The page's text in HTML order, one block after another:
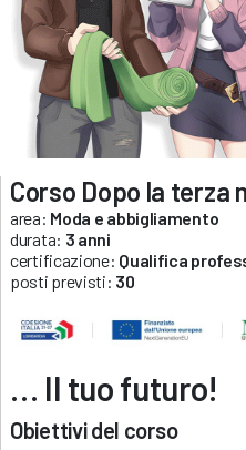
Corso Dopo la terza
area: Moda e abbigliamento
durata: 3 anni
certificazione: Qualifica
posti previsti: 30
… Il tuo futuro!
Obiettivi del corso